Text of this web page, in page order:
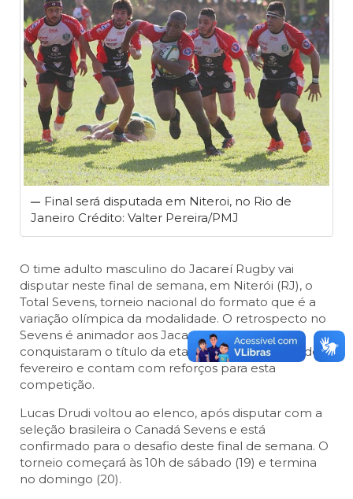
Final será disputada em Niteroi, no Rio de
Janeiro Crédito: Valter Pereira/PMJ
O time adulto masculino do Jacareí Rugby vai
disputar neste final de semana, em Niterói (RJ), o
Total Sevens, torneio nacional do formato que é a
variação olímpica da modalidade. O retrospecto no
Sevens é animador aos Jacarés do Vale, pois
conquistaram o título da etapa paulista no final de
fevereiro e contam com reforços para esta
competição.
Lucas Drudi voltou ao elenco, após disputar com a
seleção brasileira o Canadá Sevens e está
confirmado para o desafio deste final de semana. O
torneio começará às 10h de sábado (19) e termina
no domingo (20).